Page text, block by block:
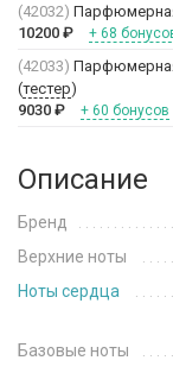
(42032)
10200 ₽ + 68
(42033)
(тестер)
9030 ₽ + 60 бонусов
Описание
Бренд
Верхние ноты
Ноты сердца
Базовые ноты